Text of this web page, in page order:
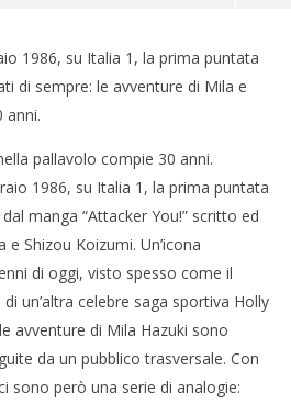
VIEWING
nella pallavolo compie 30
1986, su Italia 1, la prima puntata
di sempre: le avventure di Mila e
anni.
pallavolo compie 30 anni.
1986, su Italia 1, la prima puntata
manga “Attacker You!” scritto ed
Shizou Koizumi. Un’icona
di oggi, visto spesso come il
un’altra celebre saga sportiva Holly
avventure di Mila Hazuki sono
da un pubblico trasversale. Con
sono però una serie di analogie: